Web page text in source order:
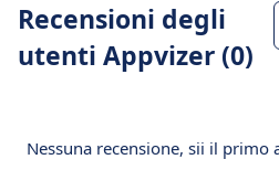
Recensioni degli
utenti Appvizer (0)
Nessuna recensione, sii il primo